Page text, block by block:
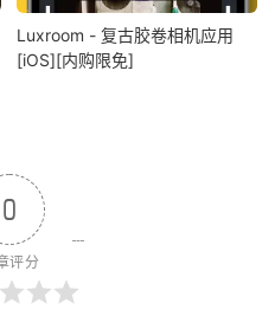
Luxroom - 复古胶卷相机应用
[iOS][内购限免]
0
评分